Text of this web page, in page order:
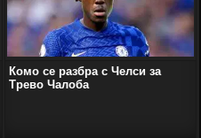
Комо се разбра с Челси за
Трево Чалоба